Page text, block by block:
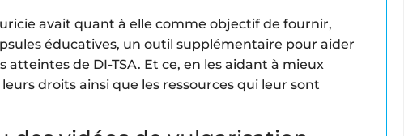
avait quant à elle comme objectif de fournir,
éducatives, un outil supplémentaire pour aider
atteintes de DI-TSA. Et ce, en les aidant à mieux
droits ainsi que les ressources qui leur sont